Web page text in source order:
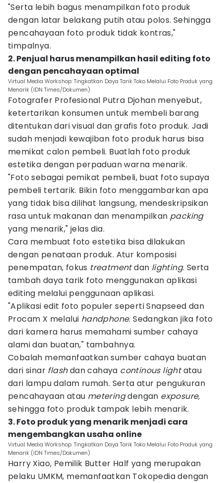
"Serta lebih bagus menampilkan foto produk
dengan latar belakang putih atau polos. Sehingga
pencahayaan foto produk tidak kontras,"
timpalnya.
2. Penjual harus menampilkan hasil editing foto
dengan pencahayaan optimal
Virtual Media Workshop: Tingkatkan Daya Tarik Toko Melalui Foto Produk yang
Menarik (IDN Times/Dokumen)
Fotografer Profesional Putra Djohan menyebut,
ketertarikan konsumen untuk membeli barang
ditentukan dari visual dan grafis foto produk. Jadi
sudah menjadi kewajiban foto produk harus bisa
memikat calon pembeli. Buatlah foto produk
estetika dengan perpaduan warna menarik.
"Foto sebagai pemikat pembeli, buat foto supaya
pembeli tertarik. Bikin foto menggambarkan apa
yang tidak bisa dilihat langsung, mendeskripsikan
rasa untuk makanan dan menampilkan packing
yang menarik," jelas dia.
Cara membuat foto estetika bisa dilakukan
dengan penataan produk. Atur komposisi
penempatan, fokus treatmentdan lighting. Serta
tambah daya tarik foto menggunakan aplikasi
editing melalui penggunaan aplikasi.
"Aplikasi edit foto populer seperti Snapseed dan
Procam X melalui handphone. Sedangkan jika foto
dari kamera harus memahami sumber cahaya
alami dan buatan," tambahnya.
Cobalah memanfaatkan sumber cahaya buatan
dari sinar flashdan cahaya continous lightatau
dari lampu dalam rumah. Serta atur pengukuran
pencahayaan atau meteringdengan exposure,
sehingga foto produk tampak lebih menarik.
3. Foto produk yang menarik menjadi cara
mengembangkan usaha online
Virtual Media Workshop: Tingkatkan Daya Tarik Toko Melalui Foto Produk yang
Menarik (IDN Times/Dokumen)
Harry Xiao, Pemilik Butter Half yang merupakan
pelaku UMKM, memanfaatkan Tokopedia dengan